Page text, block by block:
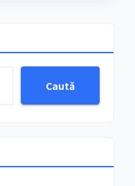
Caută